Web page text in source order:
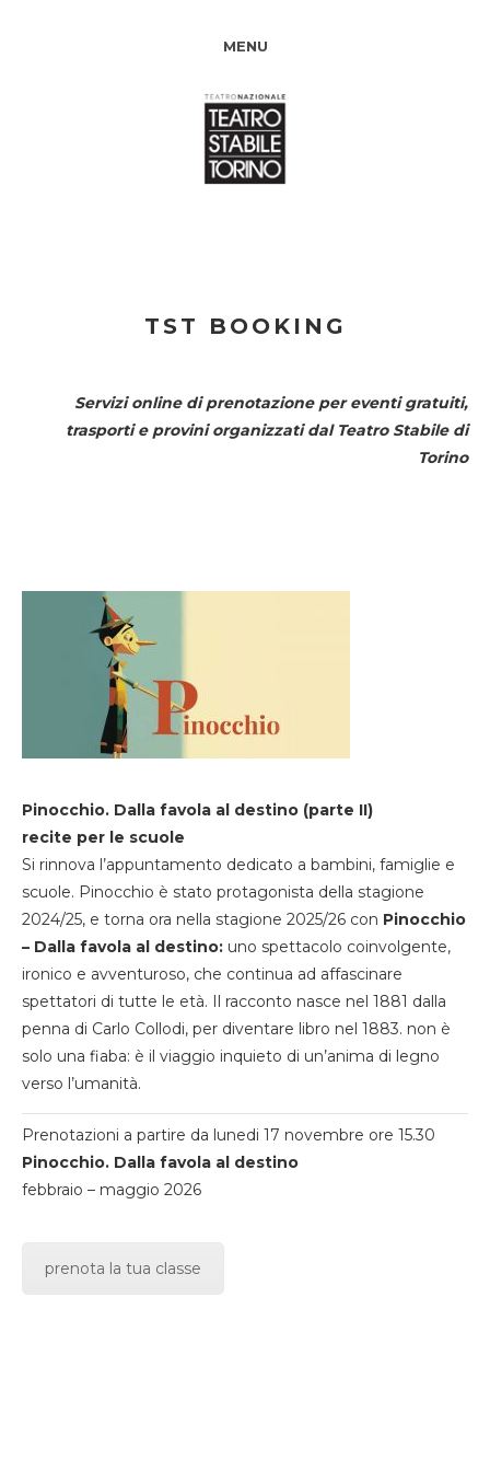
MENU
TST BOOKING
Servizi online di prenotazione per eventi gratuiti,
trasporti e provini organizzati dal Teatro Stabile di
Torino
Pinocchio. Dalla favola al destino (parte II)
recite per le scuole
Si rinnova l’appuntamento dedicato a bambini, famiglie e
scuole. Pinocchio è stato protagonista della stagione
2024/25, e torna ora nella stagione 2025/26 con Pinocchio
– Dalla favola al destino: uno spettacolo coinvolgente,
ironico e avventuroso, che continua ad affascinare
spettatori di tutte le età. Il racconto nasce nel 1881 dalla
penna di Carlo Collodi, per diventare libro nel 1883. non è
solo una fiaba: è il viaggio inquieto di un’anima di legno
verso l’umanità.
Prenotazioni a partire da lunedi 17 novembre ore 15.30
Pinocchio. Dalla favola al destino
febbraio – maggio 2026
prenota la tua classe